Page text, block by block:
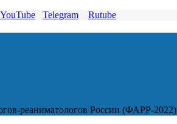
YouTube Telegram Rutube
реаниматологов России (ФАРР-2022)